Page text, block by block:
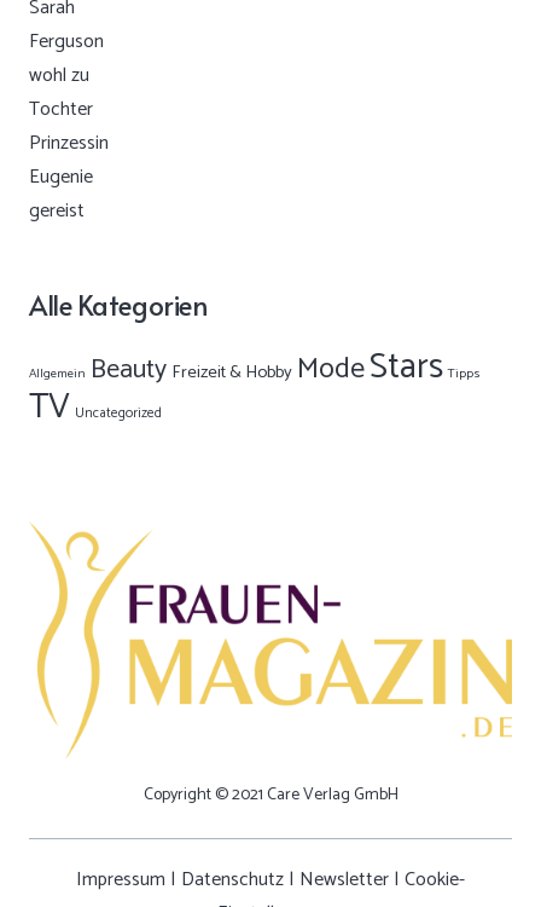
Alle Kategorien
Allgemein Beauty Freizeit & Hobby ModeStars Tipps
TV Uncategorized
Copyright © 2021 Care Verlag GmbH
Impressum | Datenschutz| Newsletter| Cookie-